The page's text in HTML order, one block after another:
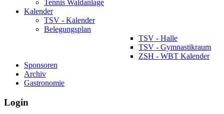
Tennis Waldanlage
Kalender
TSV - Kalender
Belegungsplan
TSV - Halle
TSV - Gymnastikraum
ZSH - WBT Kalender
Sponsoren
Archiv
Gastronomie
Login